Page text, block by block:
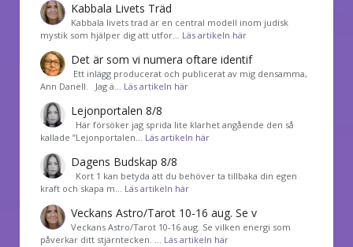
Kabbala Livets Träd
Kabbala livets träd är en central modell inom judisk
mystik som hjälper dig att utfor… Läs artikeln här
Det är som vi numera oftare identif
͏ Ett inlägg producerat och publicerat av mig densamma,
Ann Danell. Jag ä… Läs artikeln här
Lejonportalen 8/8
Här försöker jag sprida lite klarhet angående den så
kallade ”Lejonportalen… Läs artikeln här
Dagens Budskap 8/8
Kort 1 kan betyda att du behöver ta tillbaka din egen
kraft och skapa m… Läs artikeln här
Veckans Astro/Tarot 10-16 aug. Se v
Veckans Astro/Tarot 10-16 aug. Se vilken energi som
påverkar ditt stjärntecken. … Läs artikeln här